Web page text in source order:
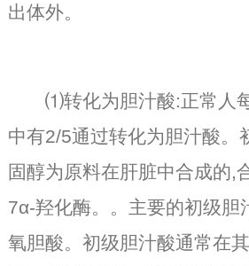
出体外。
⑴转化为胆汁酸:正常人每
中有2/5通过转化为胆汁酸。
固醇为原料在肝脏中合成的,
7α-羟化酶。。主要的初级胆
氧胆酸。初级胆汁酸通常在